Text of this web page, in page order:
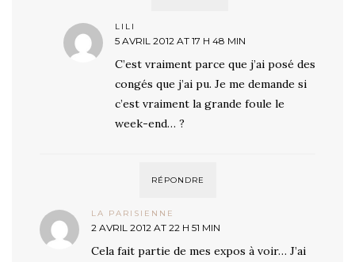
LILI
5 AVRIL 2012 AT 17 H 48 MIN
C’est vraiment parce que j’ai posé des
congés que j’ai pu. Je me demande si
c’est vraiment la grande foule le
week-end… ?
RÉPONDRE
LA PARISIENNE
2 AVRIL 2012 AT 22 H 51 MIN
Cela fait partie de mes expos à voir… J’ai